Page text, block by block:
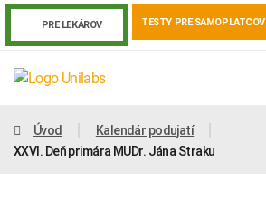
PRE LEKÁROV TESTY PRE SAMOPLATCOV
Úvod
Kalendár podujatí
XXVI. Deň primára MUDr. Jána Straku